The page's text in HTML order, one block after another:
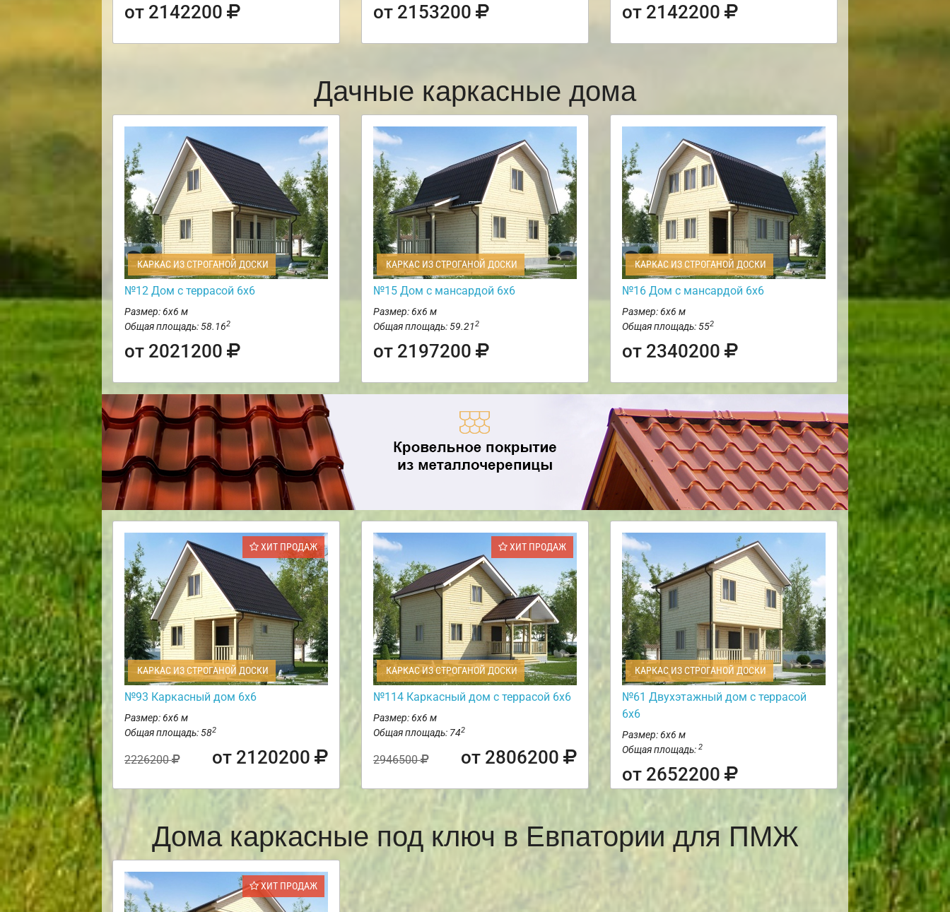
от 2142200 от 2153200 от 2142200
Дачные каркасные дома
КАРКАС ИЗ СТРОГАНОЙ ДОСКИ
№12 Дом с террасой 6х6
Размер: 6х6 м
Общая площадь: 58.162
от 2021200
КАРКАС ИЗ СТРОГАНОЙ ДОСКИ
№15 Дом с мансардой 6х6
Размер: 6х6 м
Общая площадь: 59.212
от 2197200
КАРКАС ИЗ СТРОГАНОЙ ДОСКИ
№16 Дом с мансардой 6х6
Размер: 6х6 м
Общая площадь: 552
от 2340200
ХИТ ПРОДАЖ
КАРКАС ИЗ СТРОГАНОЙ ДОСКИ
№93 Каркасный дом 6х6
Размер: 6х6 м
Общая площадь: 582
2226200 от 2120200
ХИТ ПРОДАЖ
КАРКАС ИЗ СТРОГАНОЙ ДОСКИ
№114 Каркасный дом с террасой 6х6
Размер: 6х6 м
Общая площадь: 742
2946500 от 2806200
КАРКАС ИЗ СТРОГАНОЙ ДОСКИ
№61 Двухэтажный дом с террасой
6х6
Размер: 6х6 м
Общая площадь: 2
от 2652200
Дома каркасные под ключ в Евпатории для ПМЖ
ХИТ ПРОДАЖ